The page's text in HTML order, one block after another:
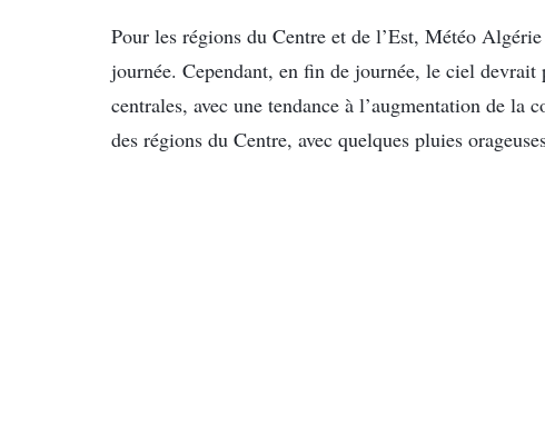
Pour les régions du Centre et de l’Est, Météo
journée. Cependant, en fin de journée, le ciel
centrales, avec une tendance à l’augmentation de la
des régions du Centre, avec quelques pluies